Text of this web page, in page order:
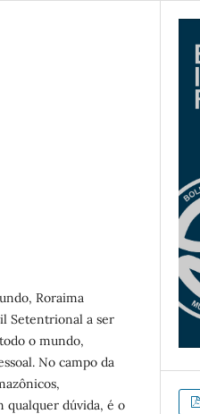
Roraima
Setentrional a ser
o mundo,
No campo da
qualquer dúvida, é o